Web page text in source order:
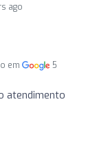
ago
em
5
atendimento